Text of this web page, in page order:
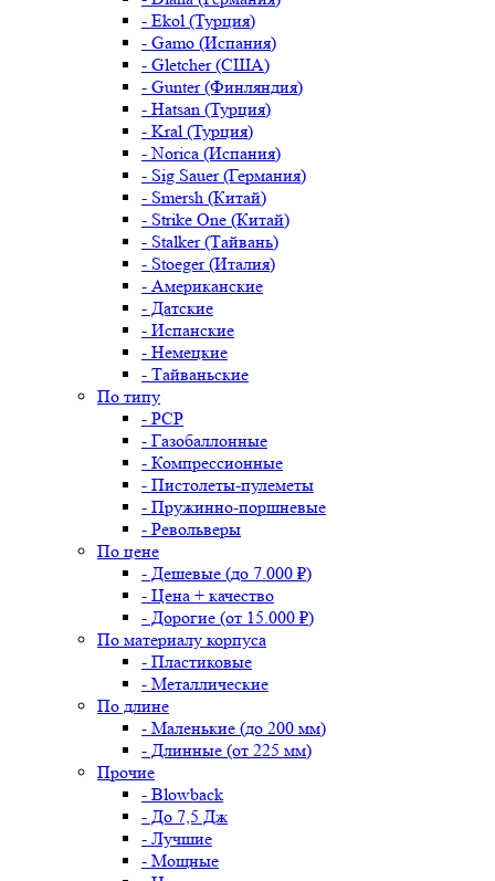
- Ekol (Турция)
- Gamo (Испания)
- Gletcher (США)
- Gunter (Финляндия)
- Hatsan (Турция)
- Kral (Турция)
- Norica (Испания)
- Sig Sauer (Германия)
- Smersh (Китай)
- Strike One (Китай)
- Stalker (Тайвань)
- Stoeger (Италия)
- Американские
- Датские
- Испанские
- Немецкие
- Тайваньские
По типу
- PCP
- Газобаллонные
- Компрессионные
- Пистолеты-пулеметы
- Пружинно-поршневые
- Револьверы
По цене
- Дешевые (до 7.000 ₽)
- Цена + качество
- Дорогие (от 15.000 ₽)
По материалу корпуса
- Пластиковые
- Металлические
По длине
- Маленькие (до 200 мм)
- Длинные (от 225 мм)
Прочие
- Blowback
- До 7,5 Дж
- Лучшие
- Мощные